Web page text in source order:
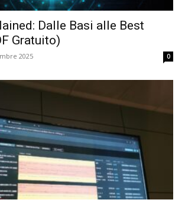
Dalle Basi alle Best
Gratuito)
2025 0